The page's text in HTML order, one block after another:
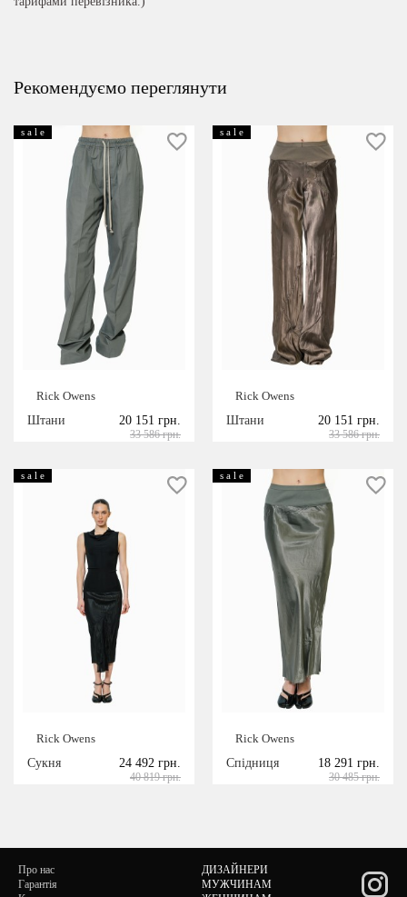
Рекомендуємо переглянути
s a l e
Rick Owens
Штани
20 151 грн.
33 586 грн.
s a l e
Rick Owens
Штани
20 151 грн.
33 586 грн.
s a l e
Rick Owens
Сукня
24 492 грн.
40 819 грн.
s a l e
Rick Owens
Спідниця
18 291 грн.
30 485 грн.
Про нас
Гарантія
ДИЗАЙНЕРИ
МУЖЧИНАМ